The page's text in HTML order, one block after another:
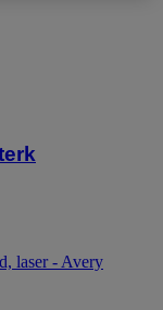
laser - Avery